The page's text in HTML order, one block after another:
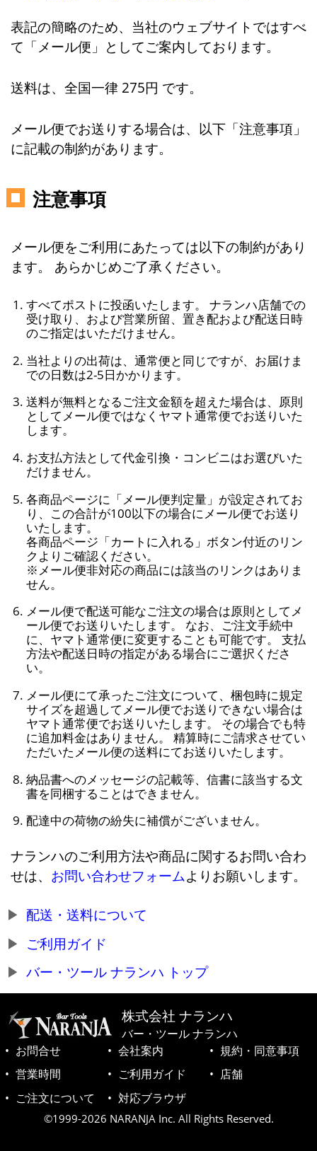
表記の簡略のため、当社のウェブサイトではすべ
て「メール便」としてご案内しております。
送料は、全国一律 275円 です。
メール便でお送りする場合は、以下「注意事項」
に記載の制約があります。
注意事項
メール便をご利用にあたっては以下の制約があり
ます。 あらかじめご了承ください。
すべてポストに投函いたします。 ナランハ店舗での
受け取り、および営業所留、置き配および配送日時
のご指定はいただけません。
当社よりの出荷は、通常便と同じですが、お届けま
での日数は2-5日かかります。
送料が無料となるご注文金額を超えた場合は、原則
としてメール便ではなくヤマト通常便でお送りいた
します。
お支払方法として代金引換・コンビニはお選びいた
だけません。
各商品ページに「メール便判定量」が設定されてお
り、この合計が100以下の場合にメール便でお送り
いたします。
各商品ページ「カートに入れる」ボタン付近のリン
クよりご確認ください。
※メール便非対応の商品には該当のリンクはありま
せん。
メール便で配送可能なご注文の場合は原則としてメ
ール便でお送りいたします。 なお、ご注文手続中
に、ヤマト通常便に変更することも可能です。 支払
方法や配送日時の指定がある場合にご選択くださ
い。
メール便にて承ったご注文について、梱包時に規定
サイズを超過してメール便でお送りできない場合は
ヤマト通常便でお送りいたします。 その場合でも特
に追加料金はありません。 精算時にご請求させてい
ただいたメール便の送料にてお送りいたします。
納品書へのメッセージの記載等、信書に該当する文
書を同梱することはできません。
配達中の荷物の紛失に補償がございません。
ナランハのご利用方法や商品に関するお問い合わ
せは、 お問い合わせフォームよりお願いします。
配送・送料について
ご利用ガイド
バー・ツール ナランハ トップ
株式会社 ナランハ
バー・ツール ナランハ
お問合せ
会社案内
規約・同意事項
営業時間
ご利用ガイド
店舗
ご注文について
対応ブラウザ
©1999-2026 NARANJA Inc. All Rights Reserved.